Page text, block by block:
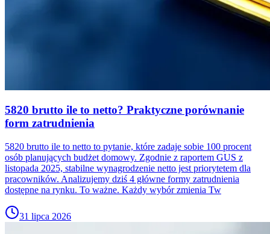
5820 brutto ile to netto? Praktyczne porównanie
form zatrudnienia
5820 brutto ile to netto to pytanie, które zadaje sobie 100 procent
osób planujących budżet domowy. Zgodnie z raportem GUS z
listopada 2025, stabilne wynagrodzenie netto jest priorytetem dla
pracowników. Analizujemy dziś 4 główne formy zatrudnienia
dostępne na rynku. To ważne. Każdy wybór zmienia Tw
31 lipca 2026